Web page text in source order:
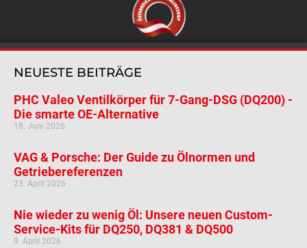
NEUESTE BEITRÄGE
PHC Valeo Ventilkörper für 7-Gang-DSG (DQ200) -
Die smarte OE-Alternative
18. Juni 2026
VAG & Porsche: Der Guide zu Ölnormen und
Getriebereferenzen
23. April 2026
Nie wieder zu wenig Öl: Unsere neuen Custom-
Service-Kits für DQ250, DQ381 & DQ500
9. April 2026